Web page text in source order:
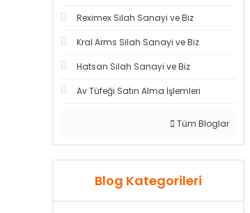
Reximex Silah Sanayi ve Biz
Kral Arms Silah Sanayi ve Biz
Hatsan Silah Sanayi ve Biz
Av Tüfeği Satın Alma İşlemleri
Tüm Bloglar
Blog Kategorileri